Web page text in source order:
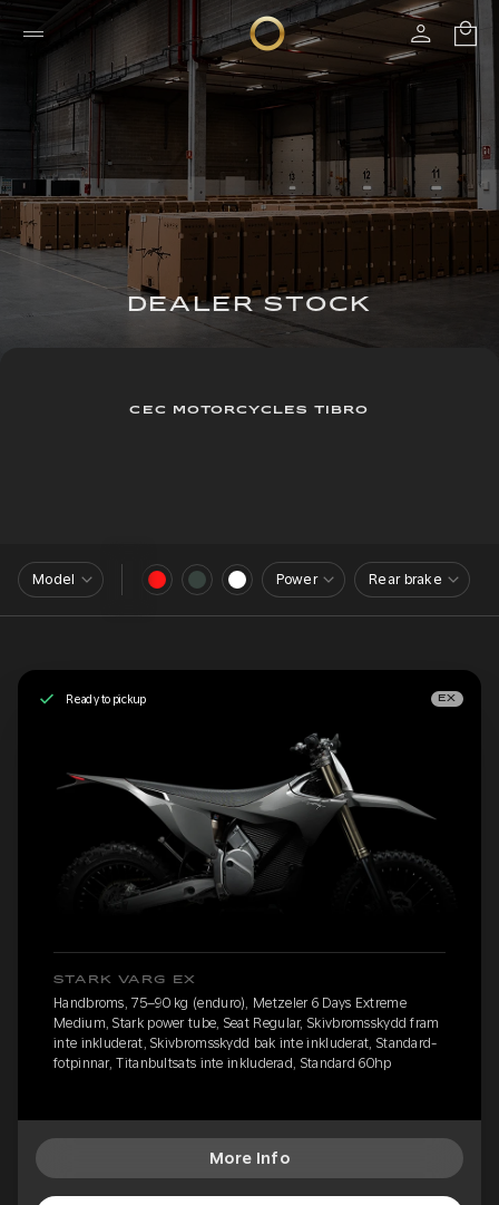
DEALER STOCK
CEC MOTORCYCLES TIBRO
Model Power Rear brake
Ready to pickup EX
STARK VARG EX
Handbroms, 75–90 kg (enduro), Metzeler 6 Days Extreme
Medium, Stark power tube, Seat Regular, Skivbromsskydd fram
inte inkluderat, Skivbromsskydd bak inte inkluderat, Standard-
fotpinnar, Titanbultsats inte inkluderad, Standard 60hp
More Info